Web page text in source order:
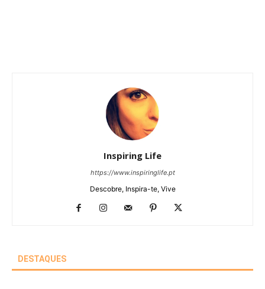
Inspiring Life
https://www.inspiringlife.pt
Descobre, Inspira-te, Vive
DESTAQUES